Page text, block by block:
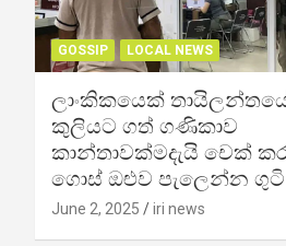
GOSSIP LOCAL NEWS
ලාංකිකයෙක්
කුලියට ගත් ගණිකාව
කාන්තාවක්මදැයි චෙක්
ගොස් ඔළුව පැලෙන්න
June 2, 2025 iri news